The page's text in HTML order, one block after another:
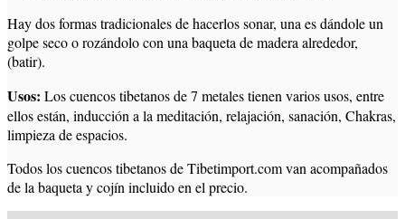
Hay dos formas tradicionales de hacerlos sonar, una es dándole un
golpe seco o rozándolo con una baqueta de madera alrededor,
(batir).
Usos: Los cuencos tibetanos de 7 metales tienen varios usos, entre
ellos están, inducción a la meditación, relajación, sanación, Chakras,
limpieza de espacios.
Todos los cuencos tibetanos de Tibetimport.com van acompañados
de la baqueta y cojín incluido en el precio.